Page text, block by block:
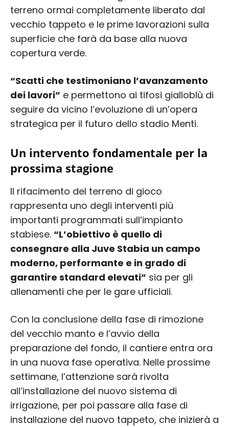
terreno ormai completamente liberato dal
vecchio tappeto e le prime lavorazioni sulla
superficie che farà da base alla nuova
copertura verde.
“Scatti che testimoniano l’avanzamento
dei lavori” e permettono ai tifosi gialloblù di
seguire da vicino l’evoluzione di un’opera
strategica per il futuro dello stadio Menti.
Un intervento fondamentale per la
prossima stagione
Il rifacimento del terreno di gioco
rappresenta uno degli interventi più
importanti programmati sull’impianto
stabiese. “L’obiettivo è quello di
consegnare alla Juve Stabia un campo
moderno, performante e in grado di
garantire standard elevati” sia per gli
allenamenti che per le gare ufficiali.
Con la conclusione della fase di rimozione
del vecchio manto e l’avvio della
preparazione del fondo, il cantiere entra ora
in una nuova fase operativa. Nelle prossime
settimane, l’attenzione sarà rivolta
all’installazione del nuovo sistema di
irrigazione, per poi passare alla fase di
installazione del nuovo tappeto, che inizierà a